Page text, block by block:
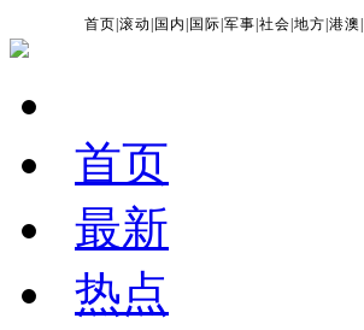
首页 |滚动 国内 国际 |军事 |社会 |地方 |港澳
首页
最新
热点